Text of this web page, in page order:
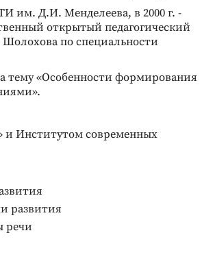
им. Д.И. Менделеева, в 2000 г. -
открытый педагогический
по специальности
тему «Особенности формирования
и Институтом современных
развития
речи